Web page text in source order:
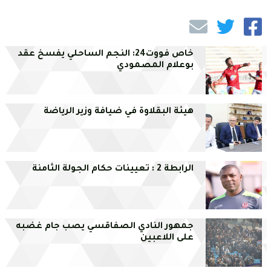
خاص فووت24: النجم الساحلي يفسخ عقد
بوعلام المصمودي
هيئة البقلاوة في ضيافة وزير الرياضة
الرابطة 2 : تعيينات حكام الجولة الثامنة
جمهور النادي الصفاقسي يصب جام غضبه
على اللاعبين